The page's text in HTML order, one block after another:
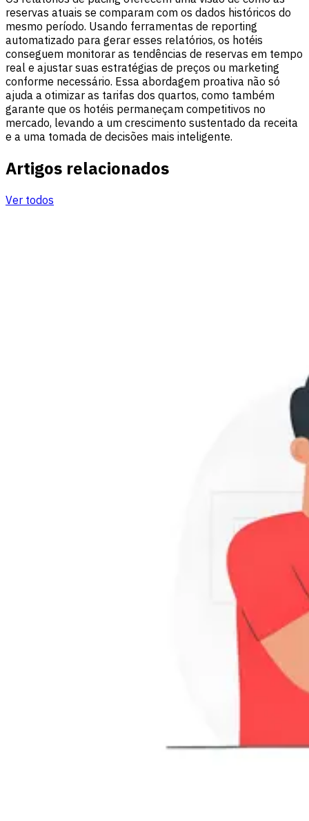
reservas atuais se comparam com os dados históricos do
mesmo período. Usando ferramentas de reporting
automatizado para gerar esses relatórios, os hotéis
conseguem monitorar as tendências de reservas em tempo
real e ajustar suas estratégias de preços ou marketing
conforme necessário. Essa abordagem proativa não só
ajuda a otimizar as tarifas dos quartos, como também
garante que os hotéis permaneçam competitivos no
mercado, levando a um crescimento sustentado da receita
e a uma tomada de decisões mais inteligente.
Artigos relacionados
Ver todos